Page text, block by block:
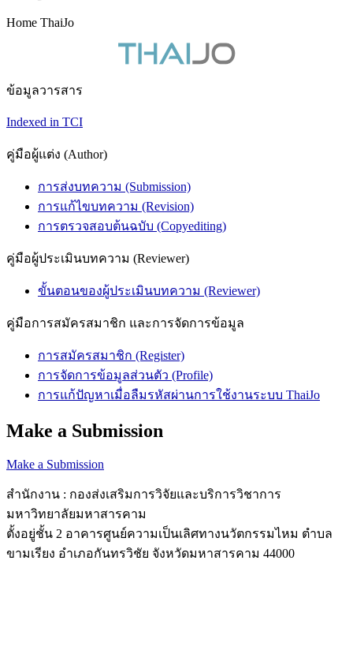
Home ThaiJo
ข้อมูลวารสาร
Indexed in TCI
คู่มือผู้แต่ง (Author)
การส่งบทความ (Submission)
การแก้ไขบทความ (Revision)
การตรวจสอบต้นฉบับ (Copyediting)
คู่มือผู้ประเมินบทความ (Reviewer)
ขั้นตอนของผู้ประเมินบทความ (Reviewer)
คู่มือการสมัครสมาชิก และการจัดการข้อมูล
การสมัครสมาชิก (Register)
การจัดการข้อมูลส่วนตัว (Profile)
การแก้ปัญหาเมื่อลืมรหัสผ่านการใช้งานระบบ ThaiJo
Make a Submission
Make a Submission
สำนักงาน : กองส่งเสริมการวิจัยและบริการวิชาการ
มหาวิทยาลัยมหาสารคาม
ตั้งอยู่ชั้น 2 อาคารศูนย์ความเป็นเลิศทางนวัตกรรมไหม ตำบล
ขามเรียง อำเภอกันทรวิชัย จังหวัดมหาสารคาม 44000